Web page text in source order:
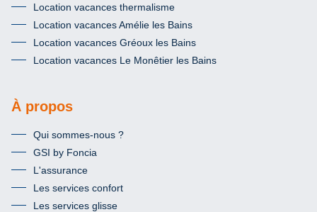
Location vacances thermalisme
Location vacances Amélie les Bains
Location vacances Gréoux les Bains
Location vacances Le Monêtier les Bains
À propos
Qui sommes-nous ?
GSI by Foncia
L'assurance
Les services confort
Les services glisse